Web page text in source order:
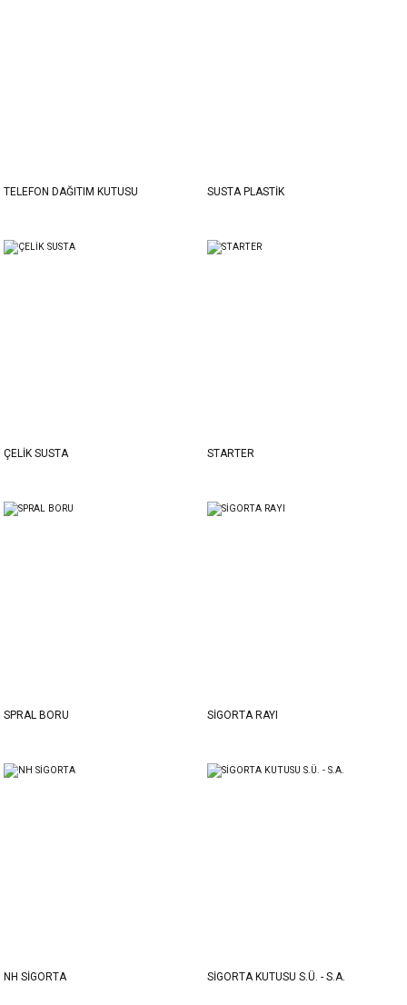
TELEFON DAĞITIM KUTUSU SUSTA PLASTİK
ÇELİK SUSTA STARTER
SPRAL BORU SİGORTA RAYI
NH SİGORTA SİGORTA KUTUSU S.Ü. - S.A.